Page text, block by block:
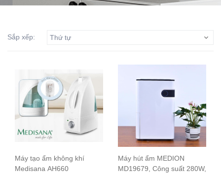
Sắp xếp: Thứ tự
Máy tạo ẩm không khí
Medisana AH660
Máy hút ẩm MEDION
MD19679, Công suất 280W,